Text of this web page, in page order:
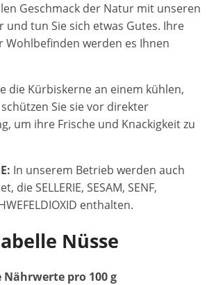
Geschmack der Natur mit unseren
tun Sie sich etwas Gutes. Ihre
Wohlbefinden werden es Ihnen
die Kürbiskerne an einem kühlen,
Sie sie vor direkter
um ihre Frische und Knackigkeit zu
In unserem Betrieb werden auch
die SELLERIE, SESAM, SENF,
enthalten.
Nüsse
pro 100 g